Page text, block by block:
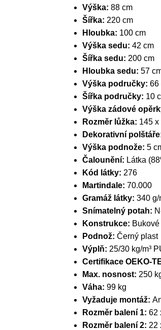
Výška: 88 cm
Šířka: 220 cm
Hloubka: 100 cm
Výška sedu: 42 cm
Šířka sedu: 200 cm
Hloubka sedu: 57
Výška područky: 66
Šířka područky: 10
Výška zádové
Rozměr lůžka: 145 x
Dekorativní
Výška podnože: 5
Čalounění: Látka
Kód látky: 276
Martindale: 70.000
Gramáž látky: 340 g/
Snímatelný potah:
Konstrukce:
Podnož: Černý plast
Výplň: 25/30 kg/m³
Certifikace OEKO-
Max. nosnost: 250
Váha: 99 kg
Vyžaduje montáž:
Rozměr balení 1: 62
Rozměr balení 2: 22